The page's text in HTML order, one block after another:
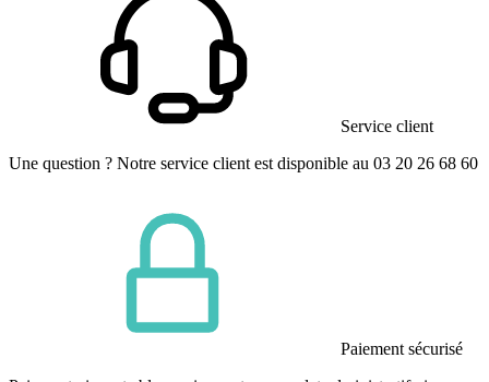
Service client
Une question ? Notre service client est disponible au 03 20 26 68 60
Paiement sécurisé